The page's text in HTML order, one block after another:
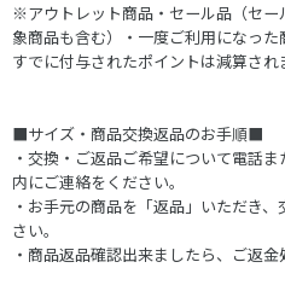
※アウトレット商品・セール品（セ
象商品も含む）・一度ご利用になった
すでに付与されたポイントは減算され
■サイズ・商品交換返品のお手順■
・交換・ご返品ご希望について電話
内にご連絡をください。
・お手元の商品を「返品」いただき
さい。
・商品返品確認出来ましたら、ご返金